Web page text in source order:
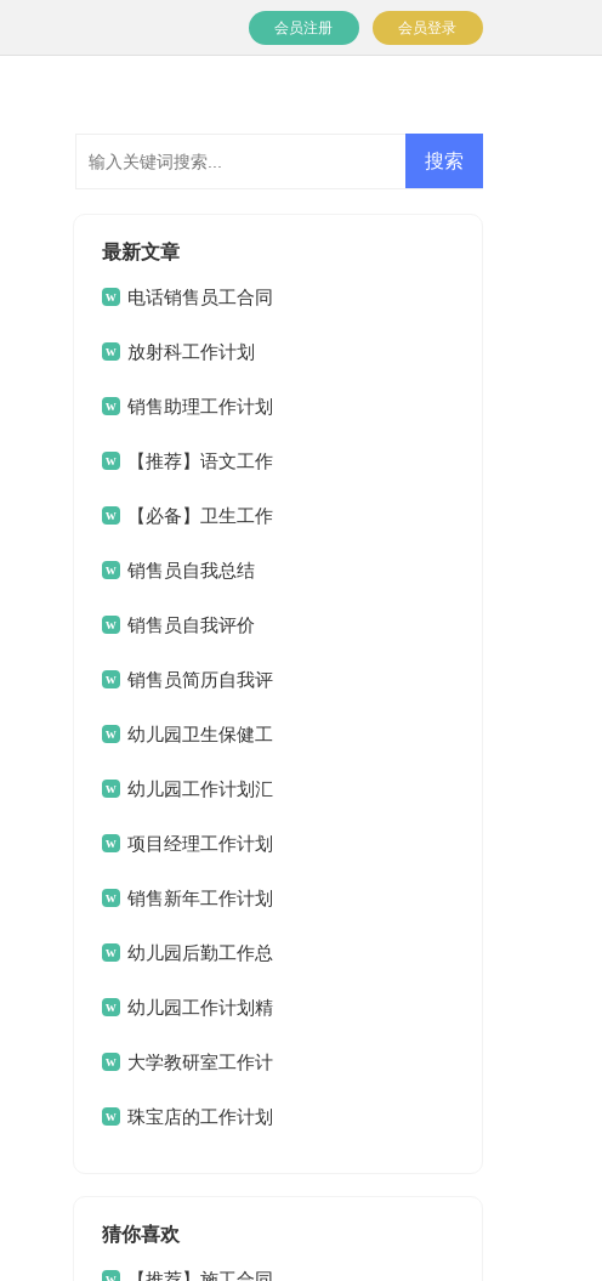
会员登录
会员注册
最新文章
电话销售员工合同
放射科工作计划
销售助理工作计划
(15篇)【推荐】语文工作
计划4篇【必备】卫生工作
计划3篇
销售员自我总结
销售员自我评价
销售员简历自我评
价 幼儿园卫生保健工
作计划(15篇)
幼儿园工作计划汇
编15篇项目经理工作计划
15篇销售新年工作计划
幼儿园后勤工作总
结汇编15篇
幼儿园工作计划精
选15篇大学教研室工作计
划 珠宝店的工作计划
猜你喜欢